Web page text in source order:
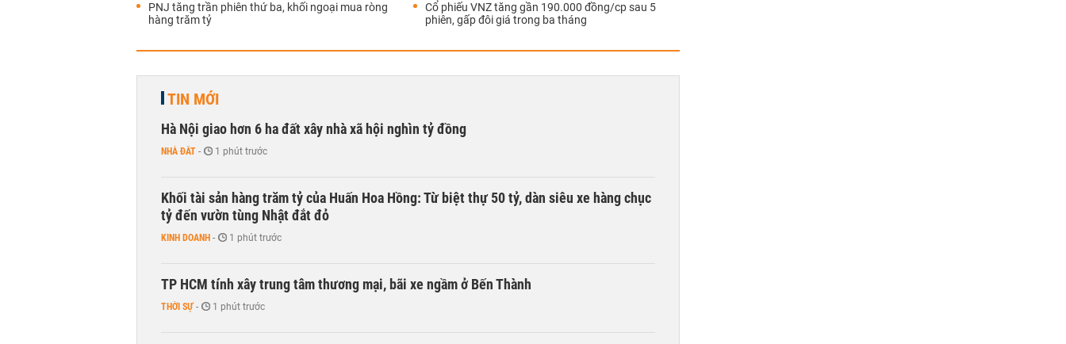
PNJ tăng trần phiên thứ ba, khối ngoại mua ròng
hàng trăm tỷ
Cổ phiếu VNZ tăng gần 190.000 đồng/cp sau 5
phiên, gấp đôi giá trong ba tháng
TIN MỚI
Hà Nội giao hơn 6 ha đất xây nhà xã hội nghìn tỷ đồng
NHÀ ĐẤT - 1 phút trước
Khối tài sản hàng trăm tỷ của Huấn Hoa Hồng: Từ biệt thự 50 tỷ, dàn siêu xe hàng chục
tỷ đến vườn tùng Nhật đắt đỏ
KINH DOANH - 1 phút trước
TP HCM tính xây trung tâm thương mại, bãi xe ngầm ở Bến Thành
THỜI SỰ - 1 phút trước